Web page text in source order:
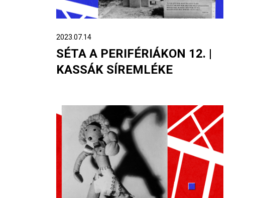
2023.07.14
SÉTA A PERIFÉRIÁKON 12. |
KASSÁK SÍREMLÉKE